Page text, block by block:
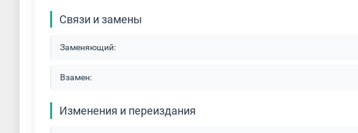
Связи и замены
Заменяющий:
Взамен:
Изменения и переиздания